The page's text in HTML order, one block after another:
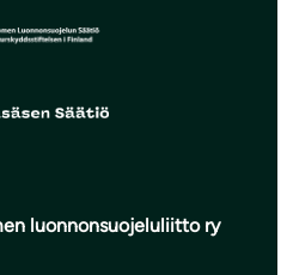
luonnonsuojeluliitto ry